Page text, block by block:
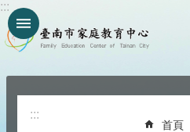
跳到主要內容區塊
:::
:::
首頁